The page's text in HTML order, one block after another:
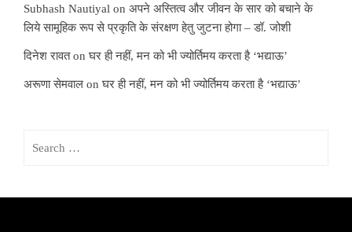
Subhash Nautiyal on अपने अस्तित्व और जीवन के सार को बचाने के
लिये सामूहिक रूप से प्रकृति के संरक्षण हेतु जुटना होगा – डॉ. जोशी
दिनेश रावतonघर ही नहीं, मन को भी ज्योर्तिमय करता है ‘भद्याऊ’
अरूणा सेमवाल onघर ही नहीं, मन को भी ज्योर्तिमय करता है ‘भद्याऊ’